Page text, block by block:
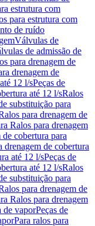
estrutura com
para estrutura com
de ruído
Válvulas de
de admissão de
para drenagem de
drenagem de
12 l/sPeças de
até 12 l/sRalos
substituição para
para drenagem de
Ralos para drenagem
cobertura para
drenagem de cobertura
até 12 l/sPeças de
até 12 l/sRalos
substituição para
para drenagem de
Ralos para drenagem
de vaporPeças de
Para ralos para